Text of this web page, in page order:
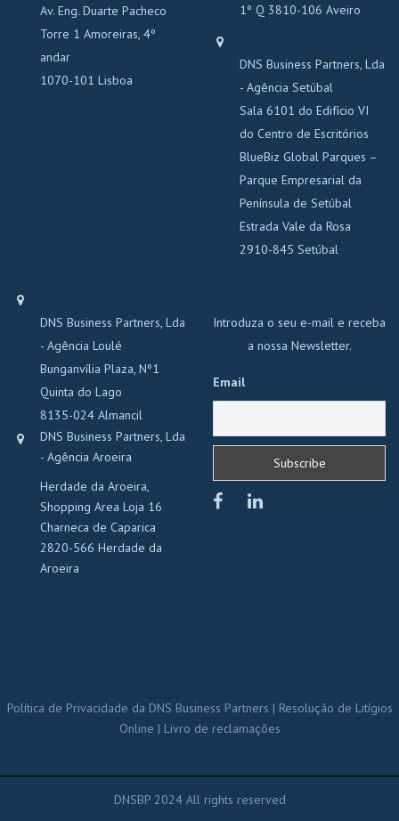
Av. Eng. Duarte Pacheco
Torre 1 Amoreiras, 4º
andar
1070-101 Lisboa
1º Q 3810-106 Aveiro
DNS Business Partners, Lda
- Agência Setúbal
Sala 6101 do Edifício VI
do Centro de Escritórios
BlueBiz Global Parques –
Parque Empresarial da
Península de Setúbal
Estrada Vale da Rosa
2910-845 Setúbal
DNS Business Partners, Lda
- Agência Loulé
Bunganvília Plaza, Nº1
Quinta do Lago
8135-024 Almancil
DNS Business Partners, Lda
- Agência Aroeira
Herdade da Aroeira,
Shopping Area Loja 16
Charneca de Caparica
2820-566 Herdade da
Aroeira
Introduza o seu e-mail e receba
a nossa Newsletter.
Email
Política de Privacidade da DNS Business Partners | Resolução de Litígios
Online | Livro de reclamações
DNSBP 2024 All rights reserved